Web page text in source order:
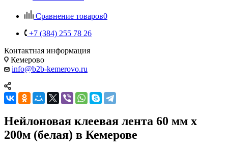
Сравнение товаров0
+7 (384) 255 78 26
Контактная информация
Кемерово
info@b2b-kemerovo.ru
Нейлоновая клеевая лента 60 мм х
200м (белая) в Кемерове